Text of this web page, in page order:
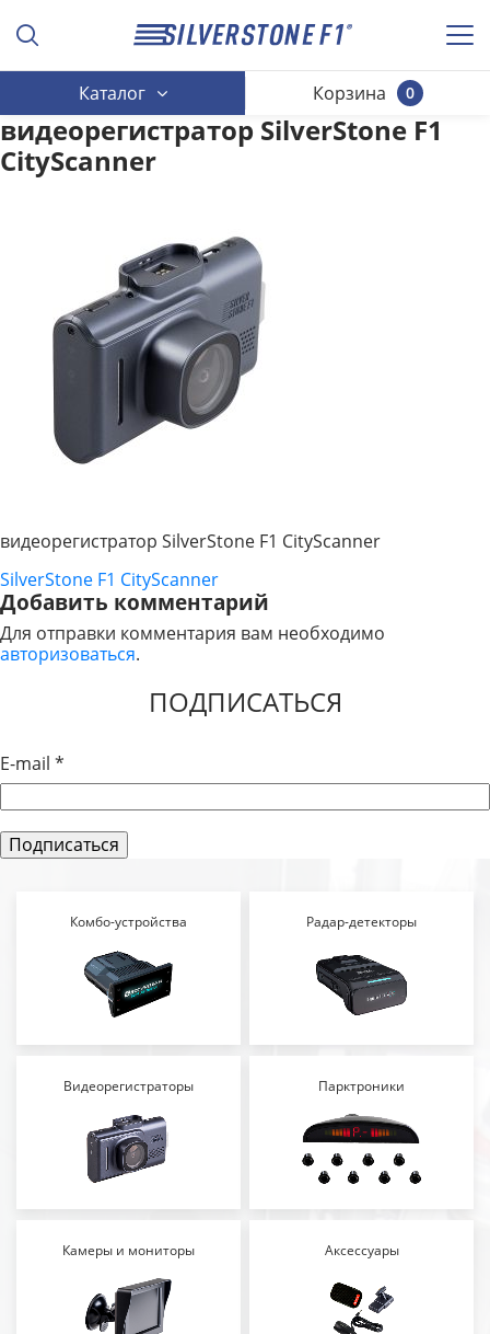
Каталог 0
Корзина
видеорегистратор SilverStone F1
CityScanner
видеорегистратор SilverStone F1 CityScanner
НАВИГАЦИЯ
ПО
ЗАПИСЯМ
SilverStone F1 CityScanner
Добавить комментарий
Для отправки комментария вам необходимо
авторизоваться.
ПОДПИСАТЬСЯ
E-mail *
Комбо-устройства Радар-детекторы
Видеорегистраторы Парктроники
Камеры и мониторы Аксессуары